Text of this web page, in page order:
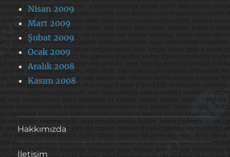
Nisan 2009
Mart 2009
Şubat 2009
Ocak 2009
Aralık 2008
Kasım 2008
Hakkımızda
İletişim